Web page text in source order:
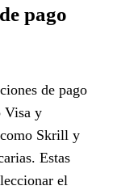
pago
de pago
Visa y
Skrill y
Estas
el